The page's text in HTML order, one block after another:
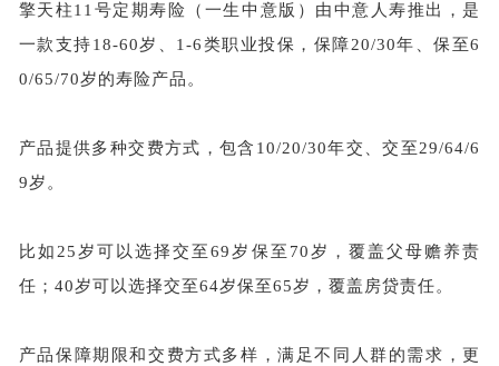
擎天柱11号定期寿险（一生中意版）由中意人寿推出，是
一款支持18-60岁、1-6类职业投保，保障20/30年、保至6
0/65/70岁的寿险产品。
产品提供多种交费方式，包含 10/20/30年交、交至29/64/6
9岁。
比如 25岁可以选择交至69岁保至70岁，覆盖父母赡养责
任；40岁可以选择交至64岁保至65岁，覆盖房贷责任。
产品保障期限和交费方式多样，满足不同人群的需求，更